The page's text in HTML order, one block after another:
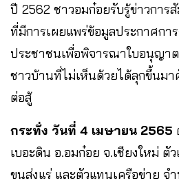
ปี 2562 ชาวอมก๋อยรับรู้ข่าวการ
ที่มีการเผยแพร่ข้อมูลประกาศกา
ประชาชนเพื่อพิจารณาใบอนุญา
ชาวบ้านที่ไม่เห็นด้วยได้ลุกขึ้นม
ต่อสู้
กระทั่ง วันที่ 4 เมษายน 2565
เบอะดิน อ.อมก๋อย จ.เชียงใหม่ ตั
ขนส่งแร่ และตัวแทนเครือข่าย